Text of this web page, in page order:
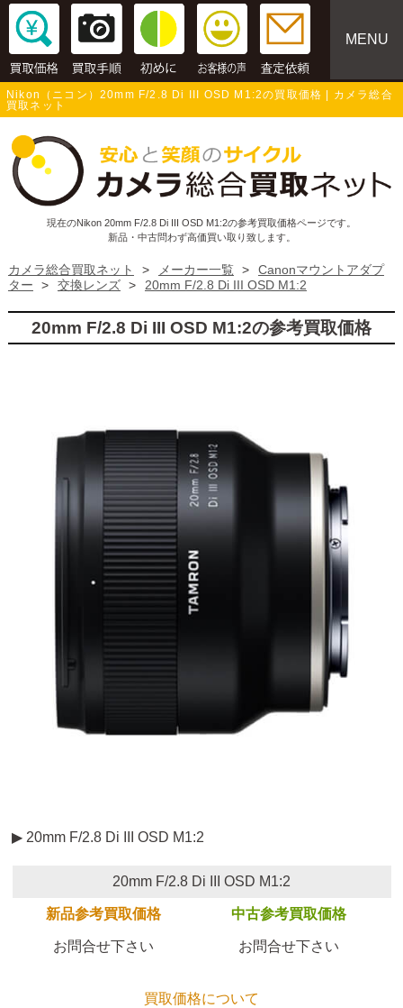
MENU
Nikon（ニコン）20mm F/2.8 Di III OSD M1:2の買取価格 | カメラ総合
買取ネット
現在のNikon 20mm F/2.8 Di III OSD M1:2の参考買取価格ページです。
新品・中古問わず高価買い取り致します。
カメラ総合買取ネット > メーカー一覧 >
Canonマウントアダプ
ター
> 交換レンズ > 20mm F/2.8 Di III OSD M1:2
20mm F/2.8 Di III OSD M1:2の参考買取価格
▶ 20mm F/2.8 Di III OSD M1:2
20mm F/2.8 Di III OSD M1:2
新品参考買取価格 中古参考買取価格
お問合せ下さい お問合せ下さい
買取価格について